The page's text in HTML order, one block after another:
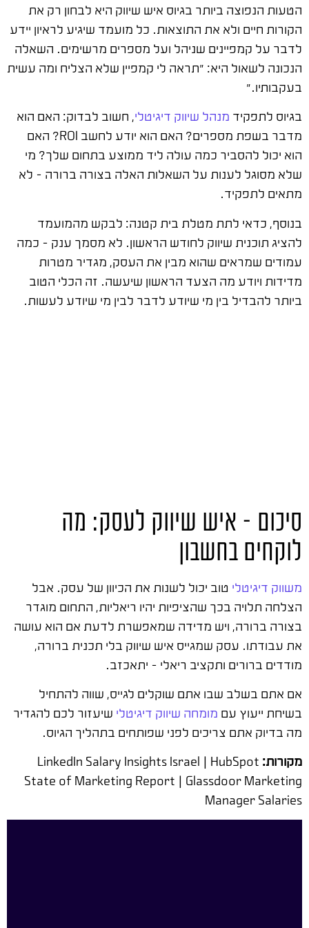
הטעות הנפוצה ביותר בגיוס איש שיווק היא לבחון רק את
הקורות חיים ולא את התוצאות. כל מועמד שיגיע לראיון יידע
לדבר על קמפיינים שניהל ועל מספרים מרשימים. השאלה
הנכונה לשאול היא: "תראה לי קמפיין שלא הצליח ומה עשית
בעקבותיו."
בגיוס לתפקיד מנהל שיווק דיגיטלי, חשוב לבדוק: האם הוא
מדבר בשפת מספרים? האם הוא יודע לחשב ROI? האם
הוא יכול להסביר כמה עולה ליד ממוצע בתחום שלך? מי
שלא מסוגל לענות על השאלות האלה בצורה ברורה – לא
מתאים לתפקיד.
בנוסף, כדאי לתת מטלת בית קטנה: לבקש מהמועמד
להציג תוכנית שיווק לחודש הראשון. לא מסמך ענק – כמה
עמודים שמראים שהוא מבין את העסק, מגדיר מטרות
מדידות ויודע מה הצעד הראשון שיעשה. זה הכלי הטוב
ביותר להבדיל בין מי שיודע לדבר לבין מי שיודע לעשות.
סיכום – איש שיווק לעסק: מה
לוקחים בחשבון
משווק דיגיטלי טוב יכול לשנות את הכיוון של עסק. אבל
הצלחה תלויה בכך שהציפיות יהיו ריאליות, התחום מוגדר
בצורה ברורה, ויש מדידה שמאפשרת לדעת אם הוא עושה
את עבודתו. עסק שמגייס איש שיווק בלי תכנית ברורה,
מודדים ברורים ותקציב ריאלי – יתאכזב.
אם אתם בשלב שבו אתם שוקלים לגייס, שווה להתחיל
בשיחת ייעוץ עם מומחה שיווק דיגיטלי שיעזור לכם להגדיר
מה בדיוק אתם צריכים לפני שפותחים בתהליך הגיוס.
מקורות: LinkedIn Salary Insights Israel | HubSpot
State of Marketing Report | Glassdoor Marketing
Manager Salaries